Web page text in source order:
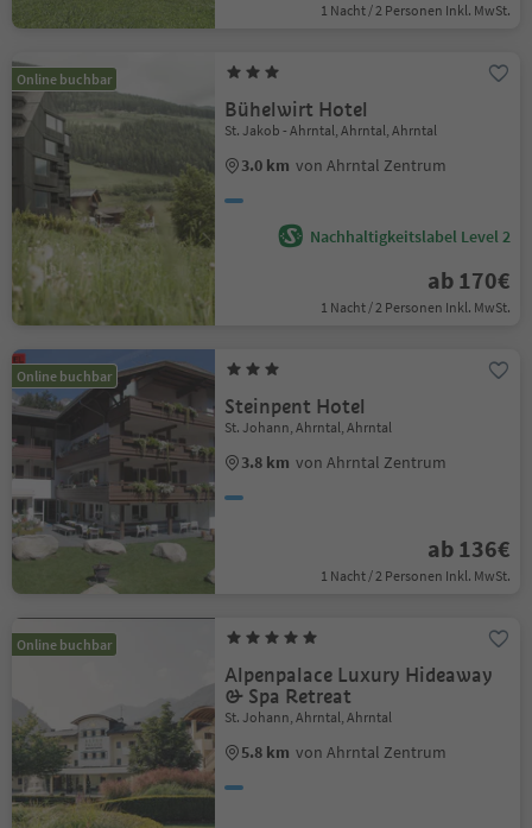
1 Nacht / 2 Personen Inkl. MwSt.
Online buchbar
Bühelwirt Hotel
St. Jakob - Ahrntal, Ahrntal, Ahrntal
3.0 km von Ahrntal Zentrum
Nachhaltigkeitslabel Level 2
ab 170€
1 Nacht / 2 Personen Inkl. MwSt.
Online buchbar
Steinpent Hotel
St. Johann, Ahrntal, Ahrntal
3.8 km von Ahrntal Zentrum
ab 136€
1 Nacht / 2 Personen Inkl. MwSt.
Online buchbar
Alpenpalace Luxury Hideaway
& Spa Retreat
St. Johann, Ahrntal, Ahrntal
5.8 km von Ahrntal Zentrum